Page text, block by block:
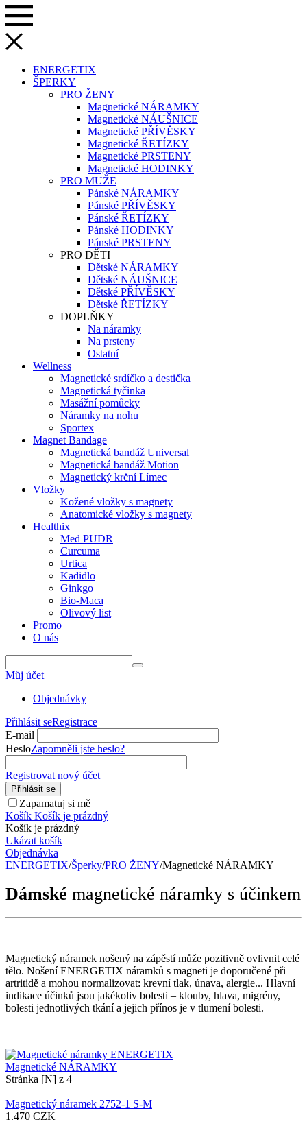
ENERGETIX
ŠPERKY
PRO ŽENY
Magnetické NÁRAMKY
Magnetické NÁUŠNICE
Magnetické PŘÍVĚSKY
Magnetické ŘETÍZKY
Magnetické PRSTENY
Magnetické HODINKY
PRO MUŽE
Pánské NÁRAMKY
Pánské PŘÍVĚSKY
Pánské ŘETÍZKY
Pánské HODINKY
Pánské PRSTENY
PRO DĚTI
Dětské NÁRAMKY
Dětské NÁUŠNICE
Dětské PŘÍVĚSKY
Dětské ŘETÍZKY
DOPLŇKY
Na náramky
Na prsteny
Ostatní
Wellness
Magnetické srdíčko a destička
Magnetická tyčinka
Masážní pomůcky
Náramky na nohu
Sportex
Magnet Bandage
Magnetická bandáž Universal
Magnetická bandáž Motion
Magnetický krční Límec
Vložky
Kožené vložky s magnety
Anatomické vložky s magnety
Healthix
Med PUDR
Curcuma
Urtica
Kadidlo
Ginkgo
Bio-Maca
Olivový list
Promo
O nás
Můj účet
Objednávky
Přihlásit seRegistrace
E-mail
HesloZapomněli jste heslo?
Registrovat nový účet
Přihlásit se
Zapamatuj si mě
Košík Košík je prázdný
Košík je prázdný
Ukázat košík
Objednávka
ENERGETIX/Šperky/PRO ŽENY/Magnetické NÁRAMKY
Dámské magnetické náramky s účinkem
Magnetický náramek nošený na zápěstí může pozitivně ovlivnit celé
tělo. Nošení ENERGETIX náramků s magneti je doporučené při
artritidě a mohou normalizovat: krevní tlak, únava, alergie... Hlavní
indikace účinků jsou jakékoliv bolesti – klouby, hlava, migrény,
bolesti jednotlivých tkání a jejich přínos je v tlumení bolesti.
Magnetické NÁRAMKY
Stránka [N] z 4
Magnetický náramek 2752-1 S-M
1.470 CZK